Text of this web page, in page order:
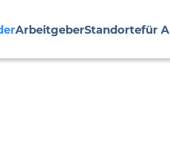
ArbeitgeberStandortefür